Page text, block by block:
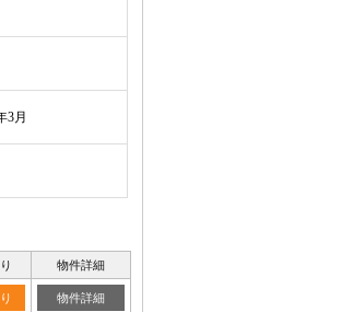
3月
物件詳細
物件詳細